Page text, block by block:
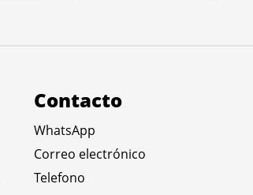
Contacto
WhatsApp
Correo electrónico
Telefono